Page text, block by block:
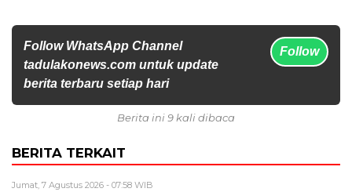
Follow WhatsApp Channel
tadulakonews.com untuk update
berita terbaru setiap hari
Follow
Berita ini 9 kali dibaca
BERITA TERKAIT
Jumat, 7 Agustus 2026 - 07:58 WIB